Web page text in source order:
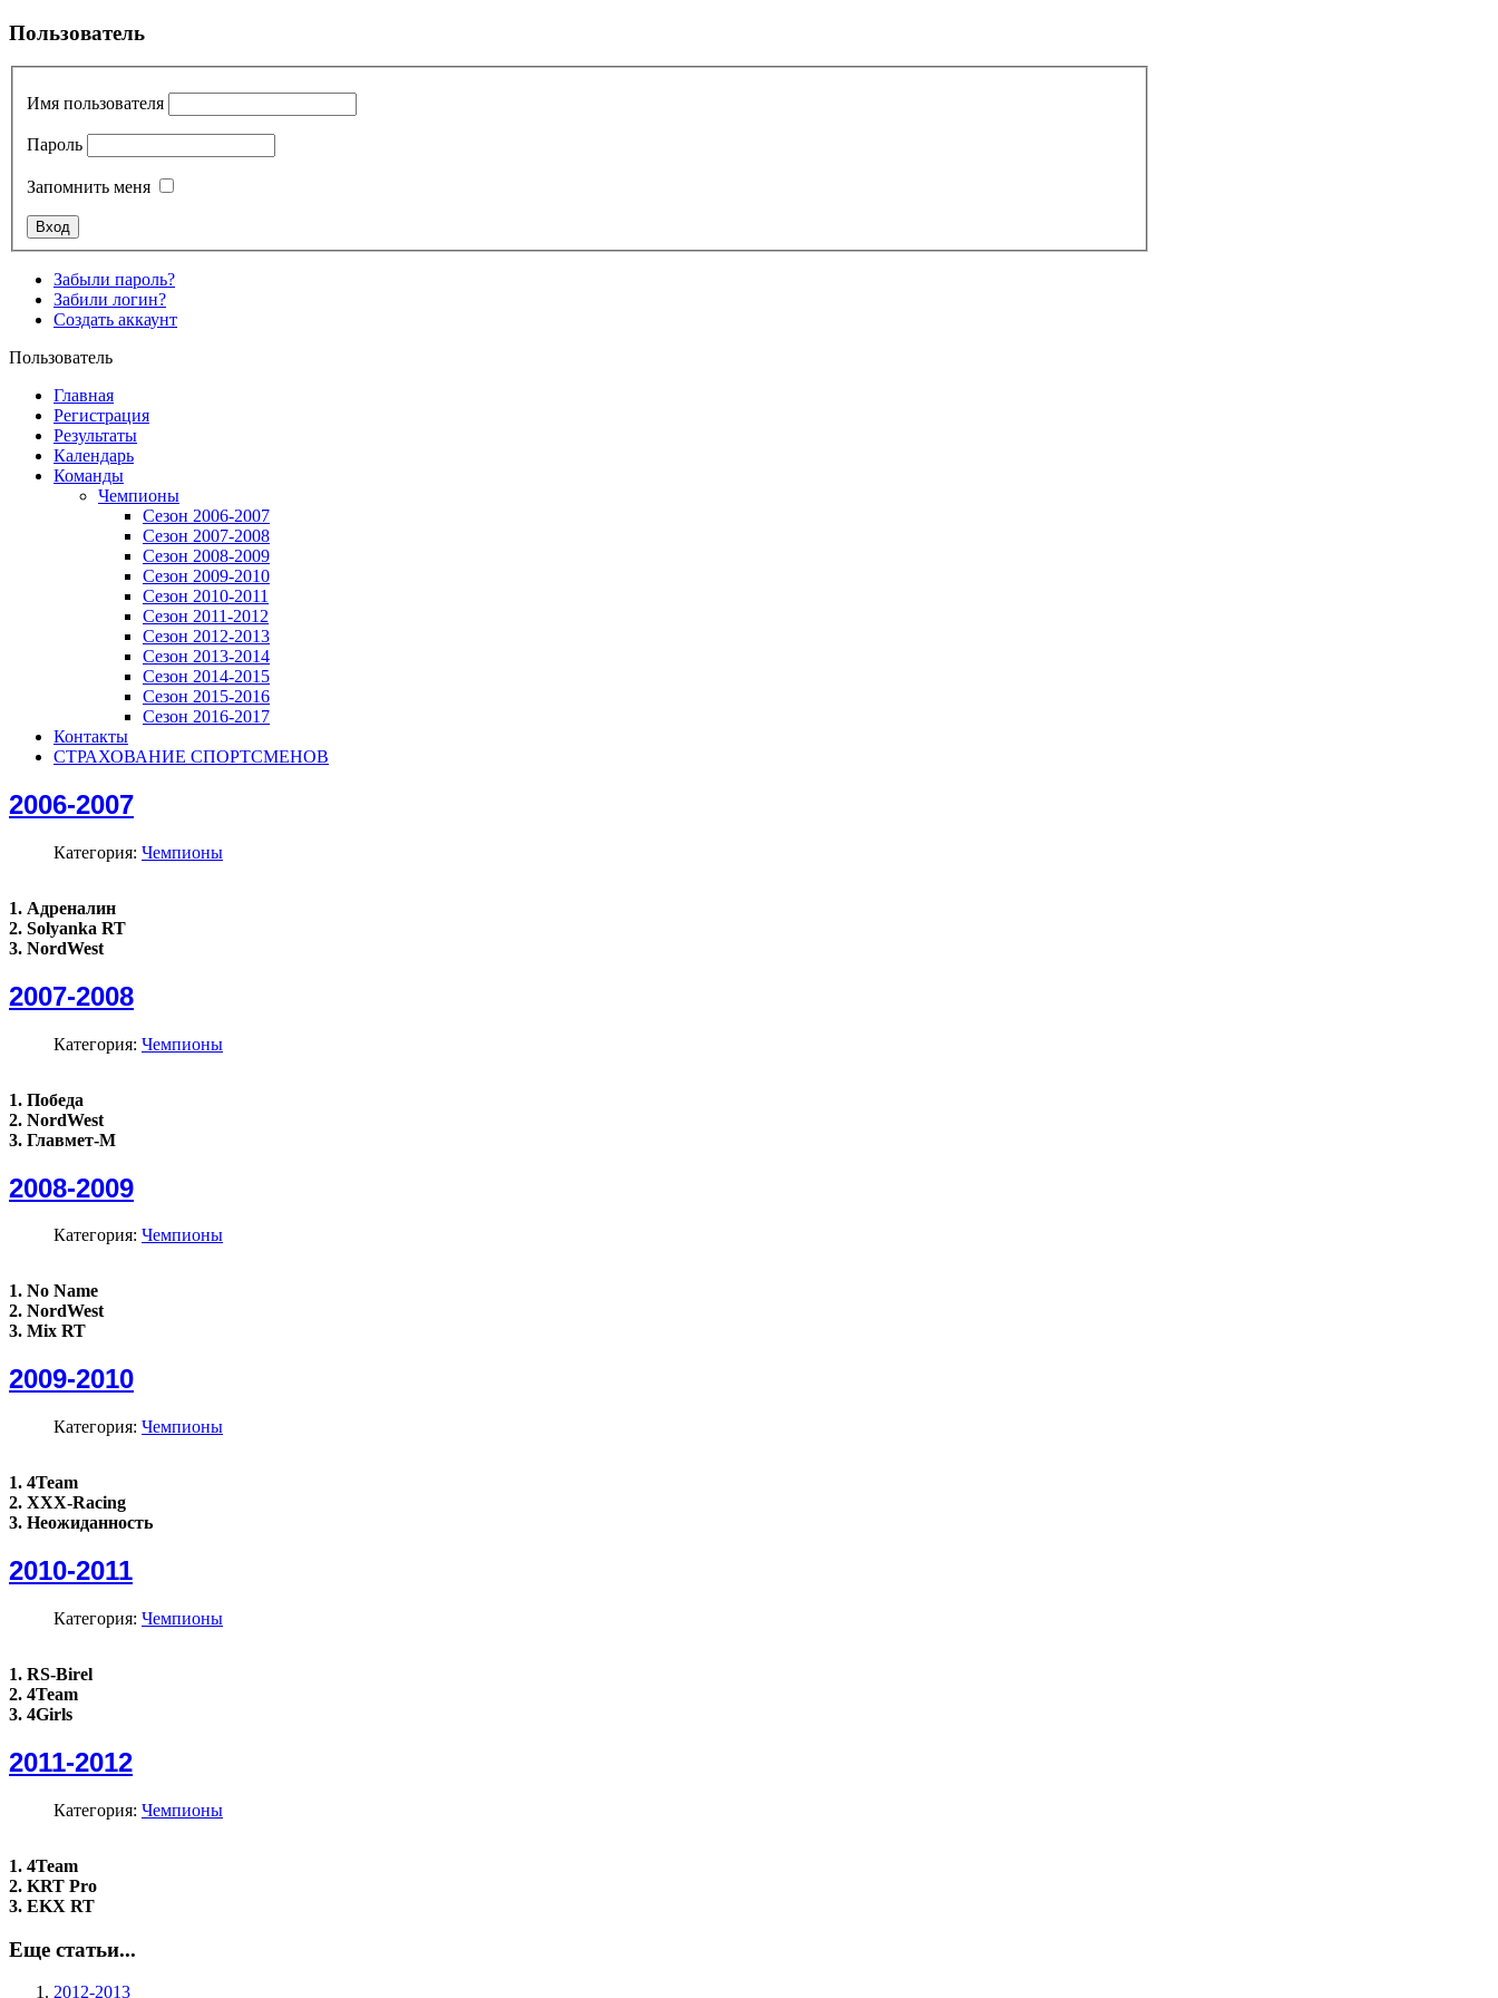
Пользователь
Имя пользователя
Пароль
Запомнить меня
Забыли пароль?
Забили логин?
Создать аккаунт
Пользователь
Главная
Регистрация
Результаты
Календарь
Команды
Чемпионы
Сезон 2006-2007
Сезон 2007-2008
Сезон 2008-2009
Сезон 2009-2010
Сезон 2010-2011
Сезон 2011-2012
Сезон 2012-2013
Сезон 2013-2014
Сезон 2014-2015
Сезон 2015-2016
Сезон 2016-2017
Контакты
СТРАХОВАНИЕ СПОРТСМЕНОВ
2006-2007
Категория: Чемпионы
1. Адреналин
2. Solyanka RT
3. NordWest
2007-2008
Категория: Чемпионы
1. Победа
2. NordWest
3. Главмет-М
2008-2009
Категория: Чемпионы
1. No Name
2. NordWest
3. Mix RT
2009-2010
Категория: Чемпионы
1. 4Team
2. XXX-Racing
3. Неожиданность
2010-2011
Категория: Чемпионы
1. RS-Birel
2. 4Team
3. 4Girls
2011-2012
Категория: Чемпионы
1. 4Team
2. KRT Pro
3. EKX RT
Еще статьи...
2012-2013